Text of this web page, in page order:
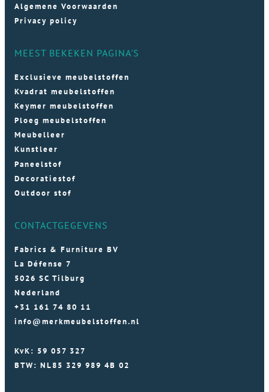
Algemene Voorwaarden
Privacy policy
MEEST BEKEKEN PAGINA'S
Exclusieve meubelstoffen
Kvadrat meubelstoffen
Keymer meubelstoffen
Ploeg meubelstoffen
Meubelleer
Kunstleer
Paneelstof
Decoratiestof
Outdoor stof
CONTACTGEGEVENS
Fabrics & Furniture BV
La Défense 7
5026 SC Tilburg
Nederland
+31 161 74 80 11
info@merkmeubelstoffen.nl
KvK: 59 057 327
BTW: NL85 329 989 4B 02